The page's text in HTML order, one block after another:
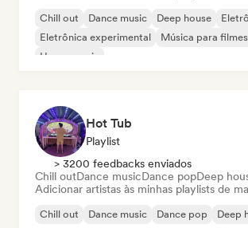
Chill out Dance music Deep house
Eletrônica experimental
Música para filmes
House music
Hot Tub
Playlist
> 3200 feedbacks enviados
Chill outDance musicDance popDeep
Adicionar artistas às minhas playlists de
Chill out Dance music Dance pop Deep